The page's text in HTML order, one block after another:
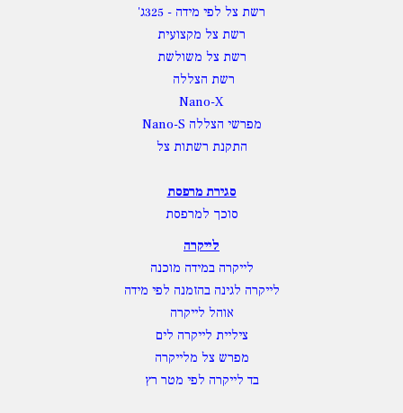
רשת צל לפי מידה - 325ג'
רשת צל מקצועית
רשת צל משולשת
רשת הצללה
Nano-X
מפרשי הצללה Nano-S
התקנת רשתות צל
סגירת מרפסת
סוכך למרפסת
לייקרה
לייקרה במידה מוכנה
לייקרה לגינה בהזמנה לפי מידה
אוהל לייקרה
ציליית לייקרה לים
מפרש צל מלייקרה
בד לייקרה לפי מטר רץ